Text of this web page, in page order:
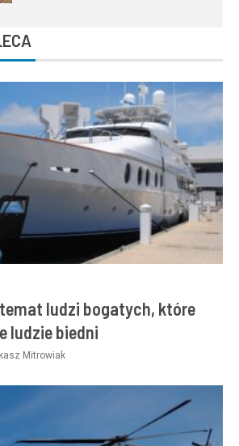
ludzi bogatych, które
ludzie biedni
Mitrowiak